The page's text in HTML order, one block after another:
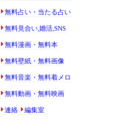
無料占い・当たる占い
無料見合い,婚活,SNS
無料漫画・無料本
無料壁紙・無料画像
無料音楽・無料着メロ
無料動画・無料映画
連絡 編集室